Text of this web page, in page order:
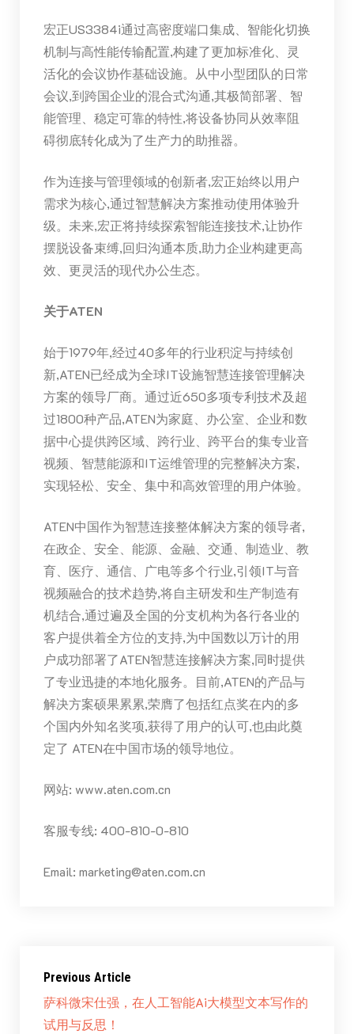
宏正US3384i通过高密度端口集成、智能化切换
机制与高性能传输配置,构建了更加标准化、灵
活化的会议协作基础设施。从中小型团队的日常
会议,到跨国企业的混合式沟通,其极简部署、智
能管理、稳定可靠的特性,将设备协同从效率阻
碍彻底转化成为了生产力的助推器。
作为连接与管理领域的创新者,宏正始终以用户
需求为核心,通过智慧解决方案推动使用体验升
级。未来,宏正将持续探索智能连接技术,让协作
摆脱设备束缚,回归沟通本质,助力企业构建更高
效、更灵活的现代办公生态。
关于ATEN
始于1979年,经过40多年的行业积淀与持续创
新,ATEN已经成为全球IT设施智慧连接管理解决
方案的领导厂商。通过近650多项专利技术及超
过1800种产品,ATEN为家庭、办公室、企业和数
据中心提供跨区域、跨行业、跨平台的集专业音
视频、智慧能源和IT运维管理的完整解决方案,
实现轻松、安全、集中和高效管理的用户体验。
ATEN中国作为智慧连接整体解决方案的领导者,
在政企、安全、能源、金融、交通、制造业、教
育、医疗、通信、广电等多个行业,引领IT与音
视频融合的技术趋势,将自主研发和生产制造有
机结合,通过遍及全国的分支机构为各行各业的
客户提供着全方位的支持,为中国数以万计的用
户成功部署了ATEN智慧连接解决方案,同时提供
了专业迅捷的本地化服务。目前,ATEN的产品与
解决方案硕果累累,荣膺了包括红点奖在内的多
个国内外知名奖项,获得了用户的认可,也由此奠
定了 ATEN在中国市场的领导地位。
网站: www.aten.com.cn
客服专线: 400-810-0-810
Email: marketing@aten.com.cn
Previous Article
萨科微宋仕强，在人工智能Ai大模型文本写作的
试用与反思！